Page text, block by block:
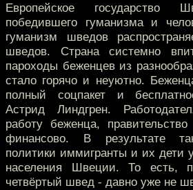
Европейское
победившего гуманизма и
гуманизм шведов
шведов. Страна системно
пароходы беженцев из
стало горячо и неуютно.
полный соцпакет и
Астрид Линдгрен.
работу беженца,
финансово. В результате
политики иммигранты и их дети
населения Швеции. То есть,
четвёртый швед - давно уже не